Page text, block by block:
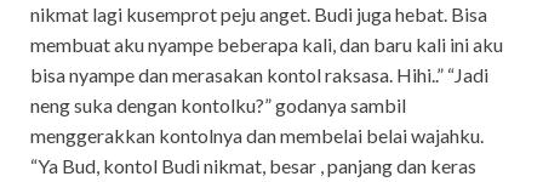
nikmat lagi kusemprot peju anget. Budi juga hebat. Bisa
membuat aku nyampe beberapa kali, dan baru kali ini aku
bisa nyampe dan merasakan kontol raksasa. Hihi..” “Jadi
neng suka dengan kontolku?” godanya sambil
menggerakkan kontolnya dan membelai belai wajahku.
“Ya Bud, kontol Budi nikmat, besar , panjang dan keras